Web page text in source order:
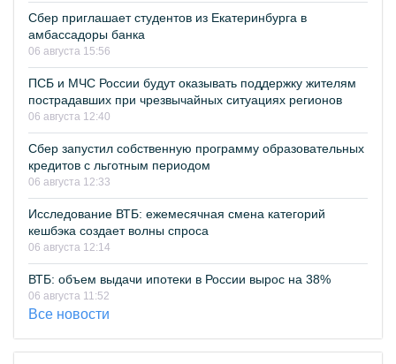
Сбер приглашает студентов из Екатеринбурга в
амбассадоры банка
06 августа 15:56
ПСБ и МЧС России будут оказывать поддержку жителям
пострадавших при чрезвычайных ситуациях регионов
06 августа 12:40
Сбер запустил собственную программу образовательных
кредитов с льготным периодом
06 августа 12:33
Исследование ВТБ: ежемесячная смена категорий
кешбэка создает волны спроса
06 августа 12:14
ВТБ: объем выдачи ипотеки в России вырос на 38%
06 августа 11:52
Все новости